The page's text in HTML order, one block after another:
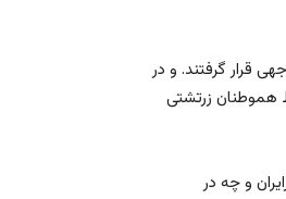
قرار گرفتند. و در
جشن سده را ممنوع اعلام کرده است، و از سال ۲۰۱۵(۱۳۹۳) فقط هموطنان زرتشتی
و چه در